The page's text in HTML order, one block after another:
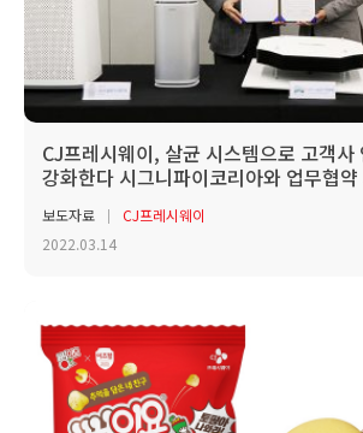
CJ프레시웨이, 살균 시스템으로 고객사
강화한다 시그니파이코리아와 업무협약
보도자료
CJ프레시웨이
2022.03.14